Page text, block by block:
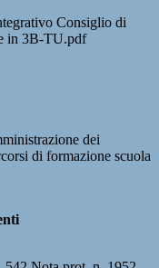
Consiglio di
in 3B-TU.pdf
dei
di formazione scuola